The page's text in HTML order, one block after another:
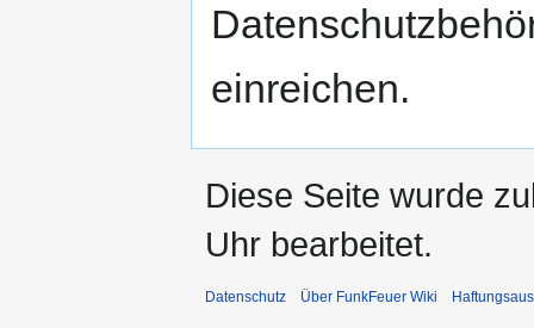
einreichen.
Diese Seite wurde
Uhr bearbeitet.
Datenschutz Über FunkFeuer Wiki